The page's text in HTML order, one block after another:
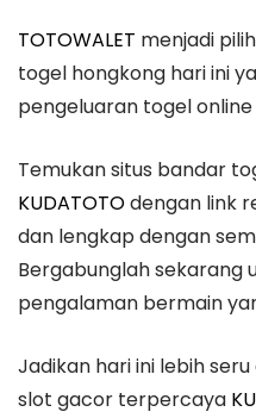
TOTOWALET menjadi
togel hongkong hari ini
pengeluaran togel
Temukan situs bandar
KUDATOTOdengan link
dan lengkap dengan
Bergabunglah sekarang
pengalaman bermain
Jadikan hari ini lebih
slot gacor terpercaya